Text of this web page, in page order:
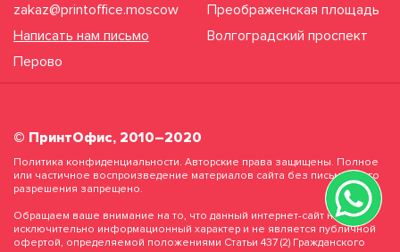
zakaz@printoffice.moscow
Написать нам письмо
Перово
Преображенская площадь
Волгоградский проспект
© ПринтОфис, 2010–2020
Политика конфиденциальности. Авторские права защищены. Полное
или частичное воспроизведение материалов сайта без письменного
разрешения запрещено.
Обращаем ваше внимание на то, что данный интернет-сайт носит
исключительно информационный характер и не является публичной
офертой, определяемой положениями Статьи 437 (2) Гражданского